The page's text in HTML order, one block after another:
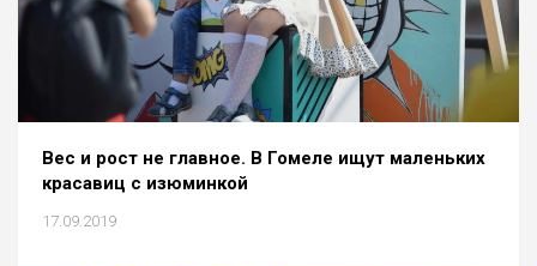
Вес и рост не главное. В Гомеле ищут маленьких
красавиц с изюминкой
17.09.2019